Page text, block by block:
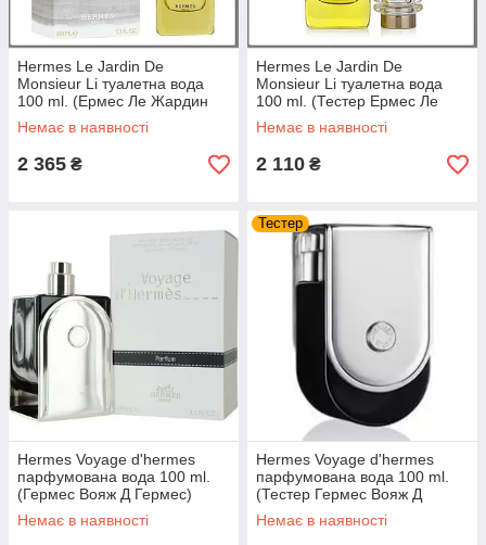
Hermes Le Jardin De
Monsieur Li туалетна вода
100 ml. (Ермес Ле Жардин
дее Місьє Лі)
Немає в наявності
2 365 ₴
Hermes Le Jardin De
Monsieur Li туалетна вода
100 ml. (Тестер Ермес Ле
Жардин дее Місьє Лі)
Немає в наявності
2 110 ₴
Hermes Voyage d'hermes
парфумована вода 100 ml.
(Гермес Вояж Д Гермес)
Немає в наявності
Тестер
Hermes Voyage d'hermes
парфумована вода 100 ml.
(Тестер Гермес Вояж Д
Гермес)
Немає в наявності